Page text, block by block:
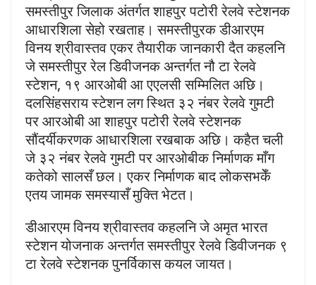
समस्तीपुर जिलाक अंतर्गत शाहपुर पटोरी रेलवे स्टेशनक
आधारशिला सेहो रखताह। समस्तीपुरक डीआरएम
विनय श्रीवास्तव एकर तैयारीक जानकारी दैत कहलनि
जे समस्तीपुर रेल डिवीजनक अन्तर्गत नौ टा रेलवे
स्टेशन, १९ आरओबी आ एएलसी सम्मिलित अछि।
दलसिंहसराय स्टेशन लग स्थित ३२ नंबर रेलवे गुमटी
पर आरओबी आ शाहपुर पटोरी रेलवे स्टेशनक
सौंदर्यीकरणक आधारशिला रखबाक अछि। कहैत चली
जे ३२ नंबर रेलवे गुमटी पर आरओबीक निर्माणक माँग
कतेको सालसँ छल। एकर निर्माणक बाद लोकसभकेँ
एतय जामक समस्यासँ मुक्ति भेटत।
डीआरएम विनय श्रीवास्तव कहलनि जे अमृत भारत
स्टेशन योजनाक अन्तर्गत समस्तीपुर रेलवे डिवीजनक ९
टा रेलवे स्टेशनक पुनर्विकास कयल जायत।